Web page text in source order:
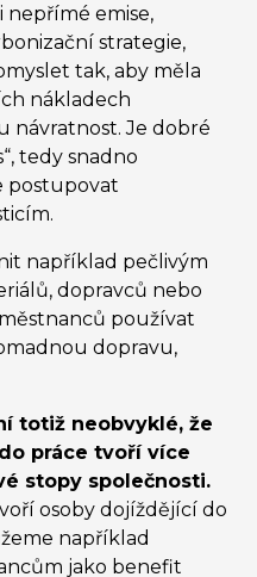
nepřímé emise,
strategie,
tak, aby měla
nákladech
návratnost. Je dobré
tedy snadno
postupovat
například pečlivým
dopravců nebo
používat
dopravu,
totiž neobvyklé, že
práce tvoří více
stopy společnosti.
osoby dojíždějící do
například
jako benefit